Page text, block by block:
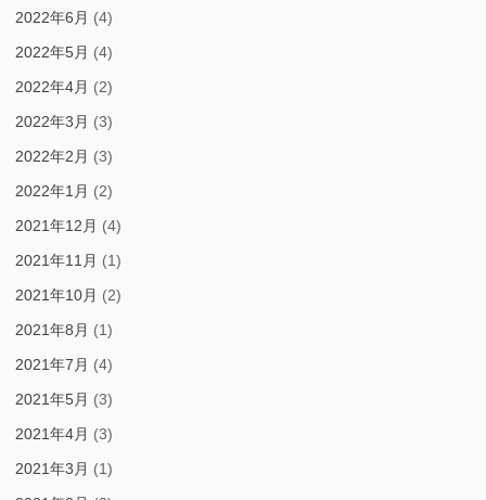
2022年6月 (4)
2022年5月 (4)
2022年4月 (2)
2022年3月 (3)
2022年2月 (3)
2022年1月 (2)
2021年12月 (4)
2021年11月 (1)
2021年10月 (2)
2021年8月 (1)
2021年7月 (4)
2021年5月 (3)
2021年4月 (3)
2021年3月 (1)